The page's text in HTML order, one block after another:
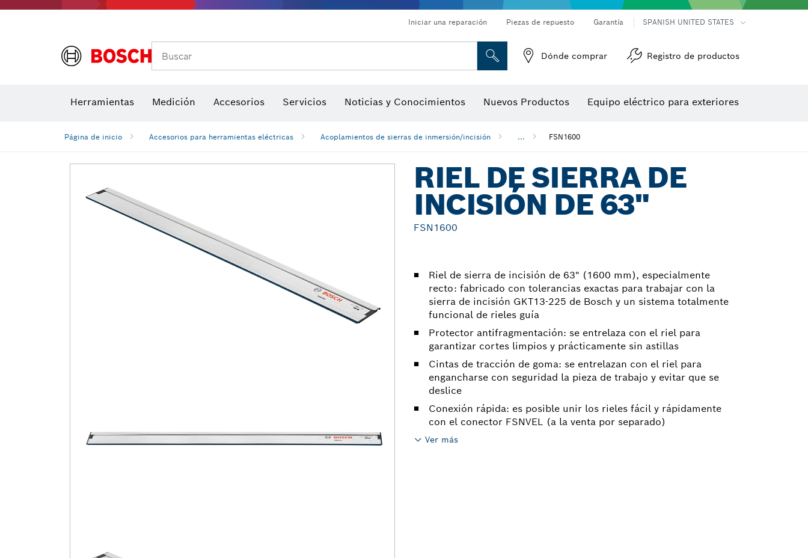
Iniciar una reparación Piezas de repuesto Garantía SPANISH UNITED STATES
Buscar Dónde comprar Registro de productos
Herramientas Medición Accesorios Servicios Noticias y Conocimientos Nuevos Productos Equipo eléctrico para exteriores
Página de inicio Accesorios para herramientas eléctricas Acoplamientos de sierras de inmersión/incisión ... FSN1600
RIEL DE SIERRA DE
INCISIÓN DE 63"
FSN1600
Riel de sierra de incisión de 63" (1600 mm), especialmente
recto: fabricado con tolerancias exactas para trabajar con la
sierra de incisión GKT13-225 de Bosch y un sistema totalmente
funcional de rieles guía
Protector antifragmentación: se entrelaza con el riel para
garantizar cortes limpios y prácticamente sin astillas
Cintas de tracción de goma: se entrelazan con el riel para
engancharse con seguridad la pieza de trabajo y evitar que se
deslice
Conexión rápida: es posible unir los rieles fácil y rápidamente
con el conector FSNVEL (a la venta por separado)
Ver más